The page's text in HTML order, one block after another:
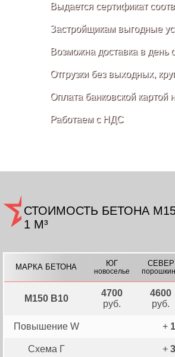
Выдается сертификат
Застройщикам выгодные
Возможна доставка в день
Отгрузки без выходных,
Оплата банковской картой
Работаем с НДС
СТОИМОСТЬ БЕТОНА
1 М³
МАРКА БЕТОНА ЮГ
новоселье
СЕВЕР
М150 В10
4700
руб.
4600
руб.
Повышение W +
Схема Г +